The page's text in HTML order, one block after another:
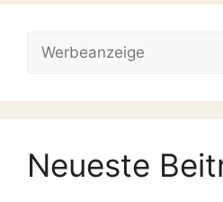
Juli 2014
Mai 2014
März 2014
Neueste